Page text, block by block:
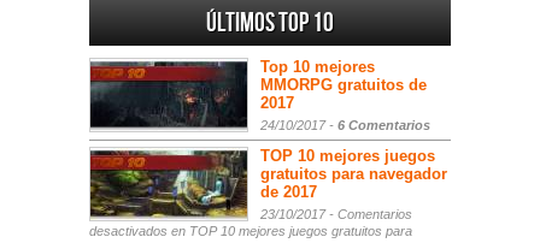
Últimos Top 10
Top 10 mejores
MMORPG gratuitos de
2017
24/10/2017 - 6 Comentarios
TOP 10 mejores juegos
gratuitos para navegador
de 2017
23/10/2017 - Comentarios
desactivados en TOP 10 mejores juegos gratuitos para